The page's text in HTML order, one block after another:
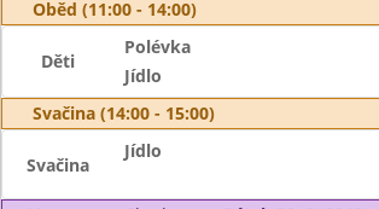
Oběd (11:00 - 14:00)
Děti
Polévka
Jídlo
Svačina (14:00 - 15:00)
Svačina
Jídlo